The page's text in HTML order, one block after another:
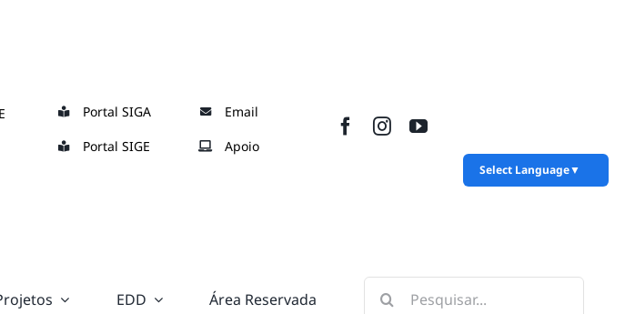
Portal SIGA
Portal SIGE
Email
Apoio
Select Language▼
EDD Área Reservada Pesquisar